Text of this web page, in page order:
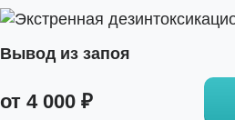
Вывод из запоя
от 4 000 ₽